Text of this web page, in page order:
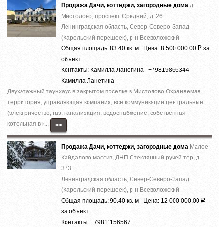
Продажа Дачи, коттеджи, загородные дома д.
Мистолово, проспект Средний, д. 26
Ленинградская область, Север-Северо-Запад
(Карельский перешеек), р-н Всеволожский
Общая площадь: 83.40 кв. м Цена: 8 500 000.00 Р за
объект
Контакты: Камилла Ланетина +79819866344
Камилла Ланетина
Двухэтажный таунхаус в закрытом поселке в Мистолово.Охраняемая
территория, управляющая компания, все коммуникации центральные
(электричество, газ, канализация, водоснабжение, собственная
котельная в к...
>>
Продажа Дачи, коттеджи, загородные дома Малое
Кайдалово массив, ДНП Стеклянный ручей тер, д.
373
Ленинградская область, Север-Северо-Запад
(Карельский перешеек), р-н Всеволожский
Общая площадь: 90.40 кв. м Цена: 12 000 000.00 Р
за объект
Контакты: +79811156567